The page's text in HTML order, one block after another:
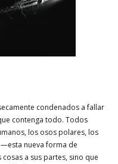
condenados a fallar
contenga todo. Todos
los osos polares, los
—esta nueva forma de
a sus partes, sino que